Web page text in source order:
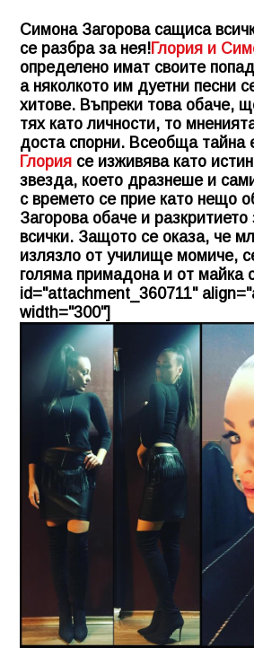
Симона Загорова сащиса
се разбра за нея!Глория и
определено имат своите
а няколкото им дуетни песни
хитове. Въпреки това обаче,
тях като личности, то
доста спорни. Всеобща тайна
Глория се изживява като
звезда, което дразнеше и
с времето се прие като нещо
Загорова обаче и
всички. Защото се оказа, че
излязло от училище момиче,
голяма примадона и от майка
id="attachment_360711"
width="300"]